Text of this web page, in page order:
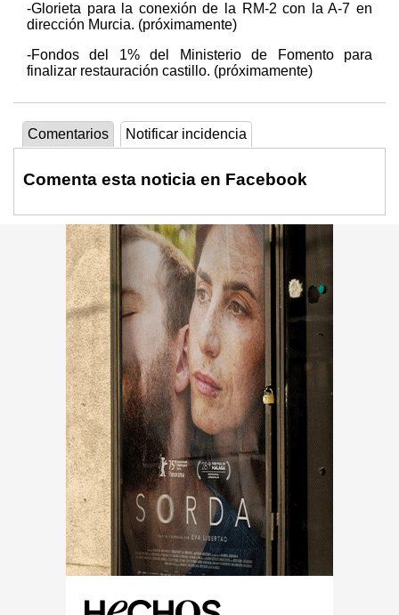
-Glorieta para la conexión de la RM-2 con la A-7 en
dirección Murcia. (próximamente)
-Fondos del 1% del Ministerio de Fomento para
finalizar restauración castillo. (próximamente)
Comentarios Notificar incidencia
Comenta esta noticia en Facebook